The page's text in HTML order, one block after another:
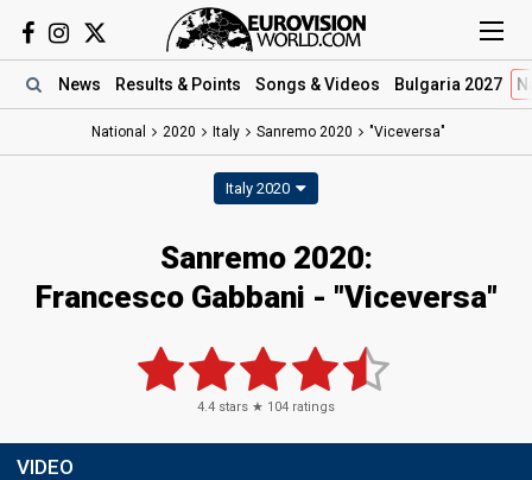
News Results & Points Songs & Videos Bulgaria 2027
National 2020 Italy Sanremo 2020 "Viceversa"
Italy 2020
Sanremo 2020:
Francesco Gabbani - "Viceversa"
4.4 stars ★ 104 ratings
VIDEO